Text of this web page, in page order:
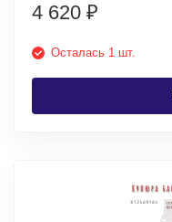
4 620 ₽
Осталась 1 шт.